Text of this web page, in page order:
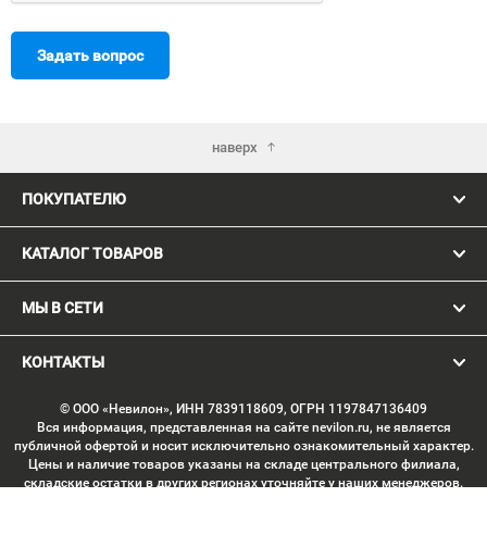
Задать вопрос
наверх
ПОКУПАТЕЛЮ
КАТАЛОГ ТОВАРОВ
МЫ В СЕТИ
КОНТАКТЫ
© ООО «Невилон», ИНН 7839118609, ОГРН 1197847136409
Вся информация, представленная на сайте nevilon.ru, не является
публичной офертой и носит исключительно ознакомительный характер.
Цены и наличие товаров указаны на складе центрального филиала,
складские остатки в других регионах уточняйте у наших менеджеров.